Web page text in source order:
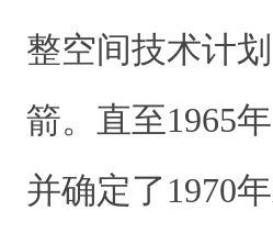
整空间技术计
箭。直至1965
并确定了1970